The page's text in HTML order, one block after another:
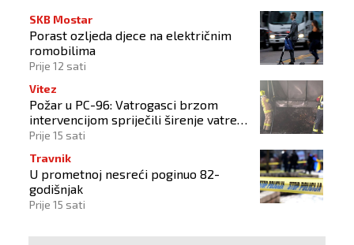
SKB Mostar
Porast ozljeda djece na električnim
romobilima
Prije 12 sati
Vitez
Požar u PC-96: Vatrogasci brzom
intervencijom spriječili širenje vatre
na okolne objekte
Prije 15 sati
Travnik
U prometnoj nesreći poginuo 82-
godišnjak
Prije 15 sati